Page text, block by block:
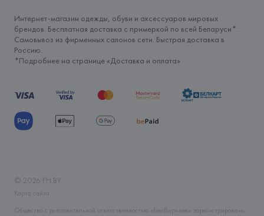
Интернет-магазин одежды, обуви и аксессуаров мировых
брендов. Бесплатная доставка с примеркой по всей Беларуси*.
Самовывоз из фирменных салонов сети. Быстрая доставка в
Россию.
*Подробнее на странице «Доставка и оплата»
© 2026 FH.BY
Карта сайта
Общество с дополнительной ответственностью «БелВиринея» зарегистрировано